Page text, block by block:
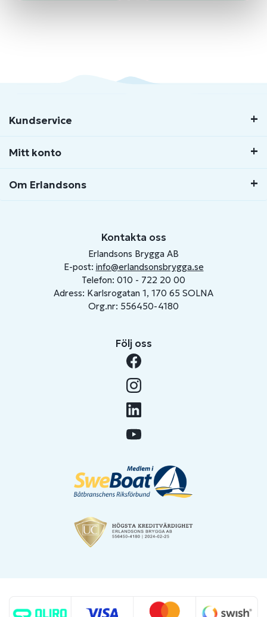
Kundservice
Mitt konto
Om Erlandsons
Kontakta oss
Erlandsons Brygga AB
E-post: info@erlandsonsbrygga.se
Telefon: 010 - 722 20 00
Adress: Karlsrogatan 1, 170 65 SOLNA
Org.nr: 556450-4180
Följ oss